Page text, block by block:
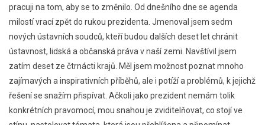
pracuji na tom, aby se to změnilo. Od dnešního dne se agenda
milostí vrací zpět do rukou prezidenta. Jmenoval jsem sedm
nových ústavních soudců, kteří budou dalších deset let chránit
ústavnost, lidská a občanská práva v naší zemi. Navštívil jsem
zatím deset ze čtrnácti krajů. Měl jsem možnost poznat mnoho
zajímavých a inspirativních příběhů, ale i potíží a problémů, k jejichž
řešení se snažím přispívat. Ačkoli jako prezident nemám tolik
konkrétních pravomocí, mou snahou je zviditelňovat, co stojí ve